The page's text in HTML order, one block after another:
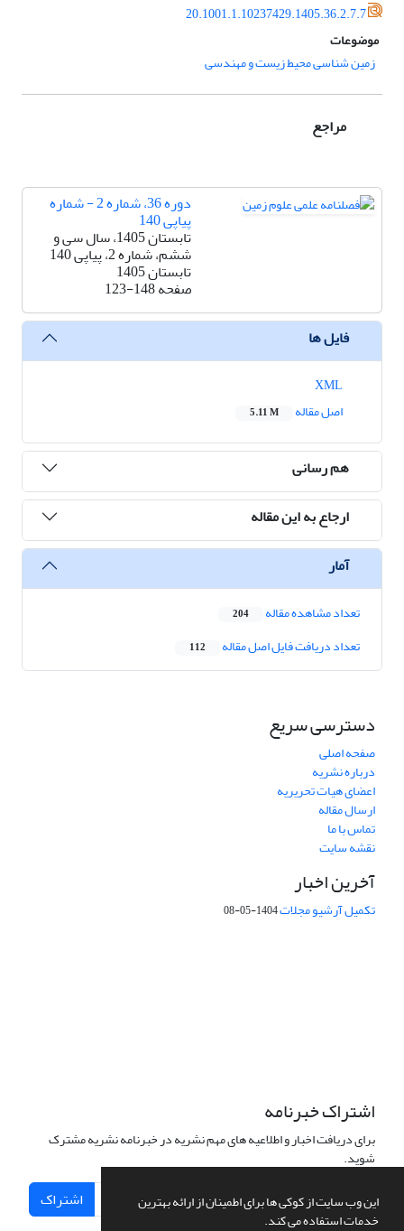
این وب سایت از کوکی ها برای اطمینان از ارائه بهترین
خدمات استفاده می کند.
20.1001.1.10237429.1405.36.2.7.7
موضوعات
زمین شناسی محیط زیست و مهندسی
مراجع
دوره 36، شماره 2 - شماره
پیاپی 140
تابستان 1405، سال سی‌ و
ششم، شماره 2، پیاپی 140
تابستان 1405
صفحه123-148
فایل ها
اصل مقاله
5.11 M
هم رسانی
ارجاع به این مقاله
آمار
تعداد مشاهده مقاله 204
تعداد دریافت فایل اصل مقاله 112
دسترسی سریع
صفحه اصلی
درباره نشریه
اعضای هیات تحریریه
ارسال مقاله
تماس با ما
نقشه سایت
آخرین اخبار
تکمیل آرشیو مجلات1404-05-08
اشتراک خبرنامه
برای دریافت اخبار و اطلاعیه های مهم نشریه در خبرنامه نشریه مشترک
شوید.
اشتراک